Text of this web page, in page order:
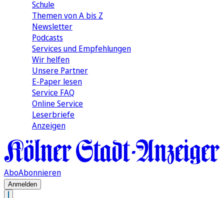
Schule
Themen von A bis Z
Newsletter
Podcasts
Services und Empfehlungen
Wir helfen
Unsere Partner
E-Paper lesen
Service FAQ
Online Service
Leserbriefe
Anzeigen
AboAbonnieren
Anmelden